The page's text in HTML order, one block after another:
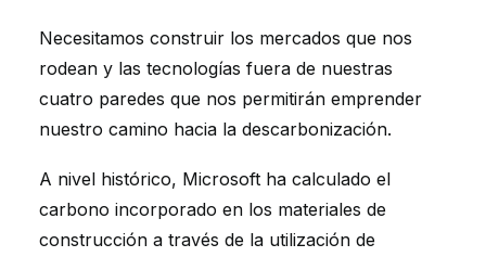
Necesitamos construir los mercados que nos
rodean y las tecnologías fuera de nuestras
cuatro paredes que nos permitirán emprender
nuestro camino hacia la descarbonización.
A nivel histórico, Microsoft ha calculado el
carbono incorporado en los materiales de
construcción a través de la utilización de